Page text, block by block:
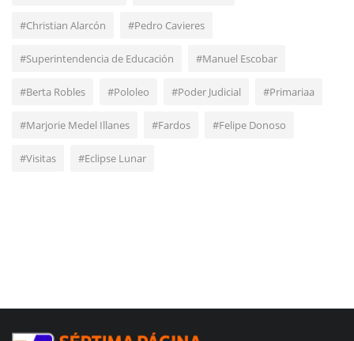
#Christian Alarcón #Pedro Cavieres
#Superintendencia de Educación #Manuel Escobar
#Berta Robles #Pololeo #Poder Judicial #Primariaa
#Marjorie Medel Illanes #Fardos #Felipe Donoso
#Visitas #Eclipse Lunar